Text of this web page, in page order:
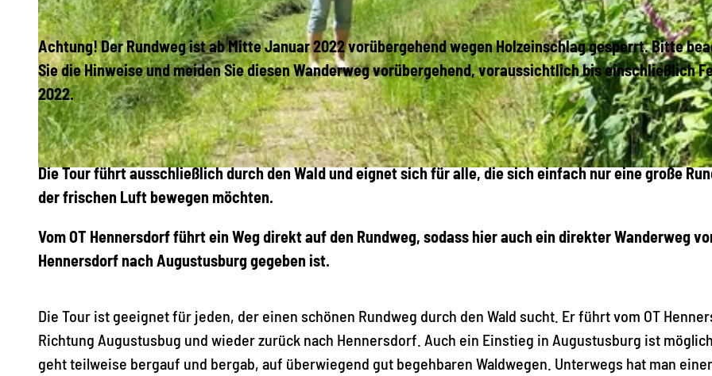
© Sabine May, Stadt Augustusburg
Achtung! Der Rundweg ist ab Mitte Januar 2022 vorübergehend wegen Holzeinschlag gesperrt. Bitte
Sie die Hinweise und meiden Sie diesen Wanderweg vorübergehend, voraussichtlich bis einschließlich
2022.
Die Tour führt ausschließlich durch den Wald und eignet sich für alle, die sich einfach nur eine große
der frischen Luft bewegen möchten.
Vom OT Hennersdorf führt ein Weg direkt auf den Rundweg, sodass hier auch ein direkter Wanderweg
Hennersdorf nach Augustusburg gegeben ist.
Die Tour ist geeignet für jeden, der einen schönen Rundweg durch den Wald sucht. Er führt vom OT
Richtung Augustusbug und wieder zurück nach Hennersdorf. Auch ein Einstieg in Augustusburg ist
geht teilweise bergauf und bergab, auf überwiegend gut begehbaren Waldwegen. Unterwegs hat man